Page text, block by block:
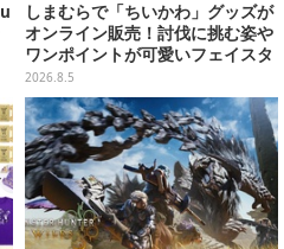
しまむらで「ちいかわ」グッズが
オンライン販売！討伐に挑む姿や
ワンポイントが可愛いフェイスタ
オル、バスマットなど全14種
2026.8.5